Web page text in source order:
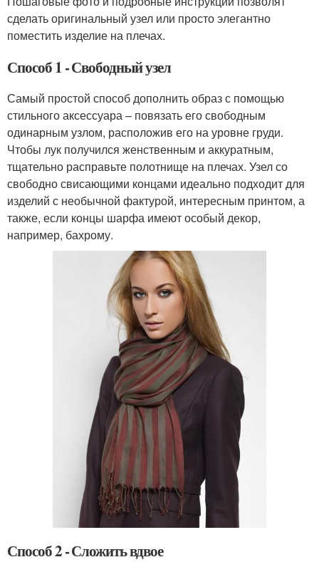
сделать оригинальный узел или просто элегантно
поместить изделие на плечах.
Способ 1 - Свободный узел
Самый простой способ дополнить образ с помощью
стильного аксессуара – повязать его свободным
одинарным узлом, расположив его на уровне груди.
Чтобы лук получился женственным и аккуратным,
тщательно расправьте полотнище на плечах. Узел со
свободно свисающими концами идеально подходит для
изделий с необычной фактурой, интересным принтом, а
также, если концы шарфа имеют особый декор,
например, бахрому.
Способ 2 - Сложить вдвое